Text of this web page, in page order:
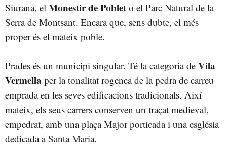
Siurana, el Monestir de Poblet o el Parc Natural de la
Serra de Montsant. Encara que, sens dubte, el més
proper és el mateix poble.
Prades és un municipi singular. Té la categoria de Vila
Vermella per la tonalitat rogenca de la pedra de carreu
emprada en les seves edificacions tradicionals. Així
mateix, els seus carrers conserven un traçat medieval,
empedrat, amb una plaça Major porticada i una església
dedicada a Santa Maria.